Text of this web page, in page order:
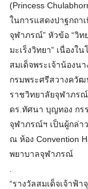
(Princess
ในการแสดงปาฐกถา
จุฬาภรณ์” หัวข้อ “วิท
มะเร็งวิทยา” เนื่องใ
สมเด็จพระเจ้าน้องน
กรมพระศรีสวางควั
ราชวิทยาลัยจุฬาภร
ดร.ทัศนา บุญทอง กร
จุฬาภรณ์ฯ เป็นผู้กล่า
ณ ห้อง Convention
พยาบาลจุฬาภรณ์
“รางวัลสมเด็จเจ้าฟ้